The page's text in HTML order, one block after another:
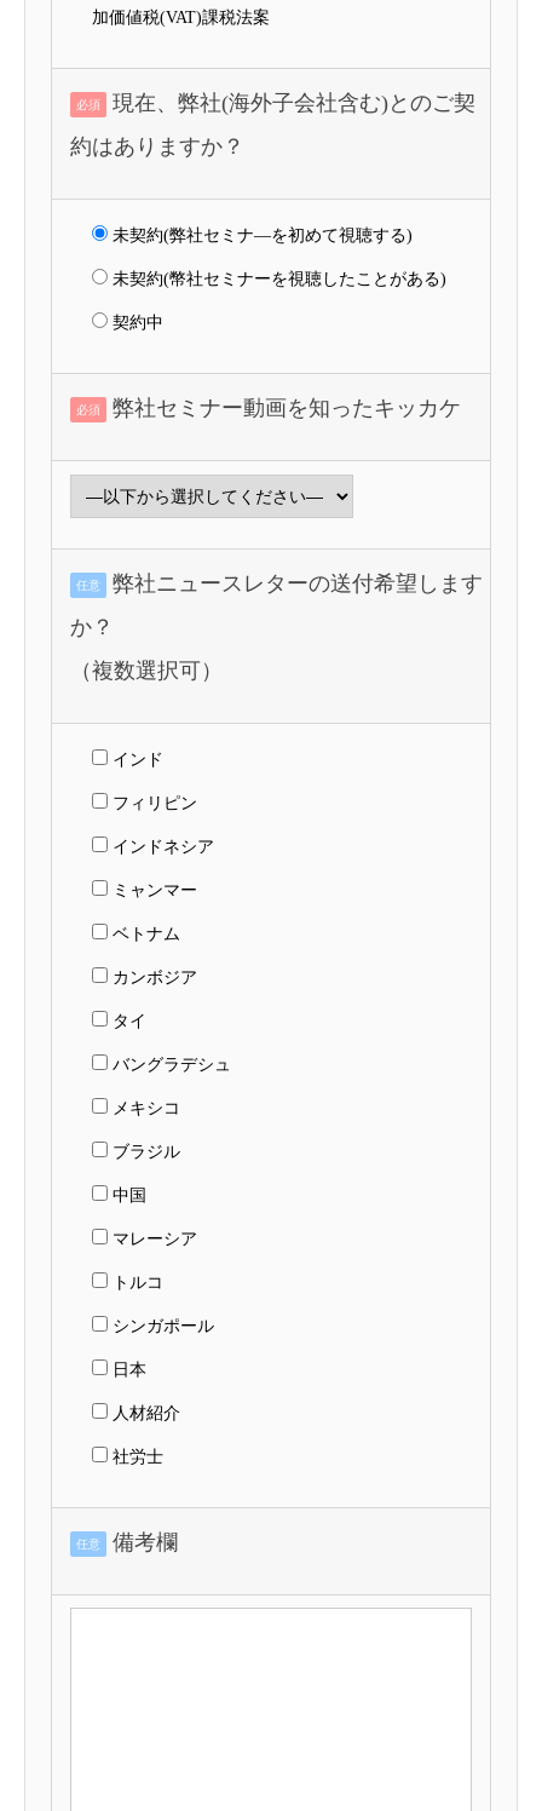
加価値税(VAT)課税法案
必須
現在、弊社(海外子会社含む)とのご契
約はありますか？
未契約(弊社セミナ―を初めて視聴する)
未契約(幣社セミナーを視聴したことがある)
契約中
必須 弊社セミナー動画を知ったキッカケ
任意
弊社ニュースレターの送付希望します
か？
（複数選択可）
インド
フィリピン
インドネシア
ミャンマー
ベトナム
カンボジア
タイ
バングラデシュ
メキシコ
ブラジル
中国
マレーシア
トルコ
シンガポール
日本
人材紹介
社労士
任意 備考欄